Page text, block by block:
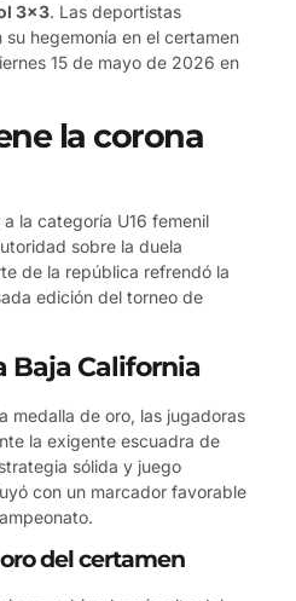
3×3. Las deportistas
hegemonía en el certamen
15 de mayo de 2026 en
la corona
la categoría U16 femenil
sobre la duela
de la república refrendó la
edición del torneo de
Baja California
medalla de oro, las jugadoras
la exigente escuadra de
sólida y juego
con un marcador favorable
del certamen